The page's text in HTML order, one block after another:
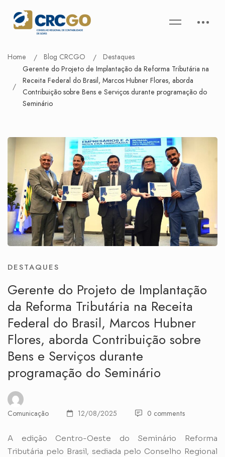
Home Blog CRCGO
Destaques
Gerente do Projeto de Implantação da Reforma Tributária na
Receita Federal do Brasil, Marcos Hubner Flores, aborda
Contribuição sobre Bens e Serviços durante programação do
Seminário
DESTAQUES
Gerente do Projeto de Implantação
da Reforma Tributária na Receita
Federal do Brasil, Marcos Hubner
Flores, aborda Contribuição sobre
Bens e Serviços durante
programação do Seminário
Comunicação 12/08/2025 0 comments
A edição Centro-Oeste do Seminário Reforma
Tributária pelo Brasil, sediada pelo Conselho Regional